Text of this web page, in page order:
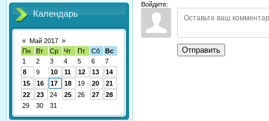
Календарь
« Май 2017 »
Пн
Вт Ср Чт Пт Сб
Вс
1
2 3 4 5 6
7
8
9 10 11 12 13
14
15
16 17 18 19 20
21
22
23 24 25 26 27
28
29
30 31
Войдите:
Отправить